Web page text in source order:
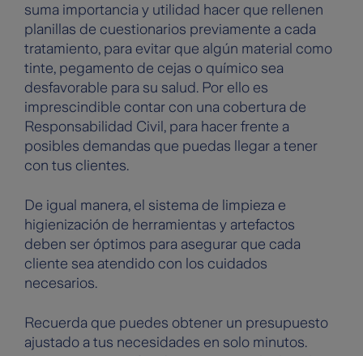
suma importancia y utilidad hacer que rellenen
planillas de cuestionarios previamente a cada
tratamiento, para evitar que algún material como
tinte, pegamento de cejas o químico sea
desfavorable para su salud. Por ello es
imprescindible contar con una cobertura de
Responsabilidad Civil, para hacer frente a
posibles demandas que puedas llegar a tener
con tus clientes.
De igual manera, el sistema de limpieza e
higienización de herramientas y artefactos
deben ser óptimos para asegurar que cada
cliente sea atendido con los cuidados
necesarios.
Recuerda que puedes obtener un presupuesto
ajustado a tus necesidades en solo minutos.